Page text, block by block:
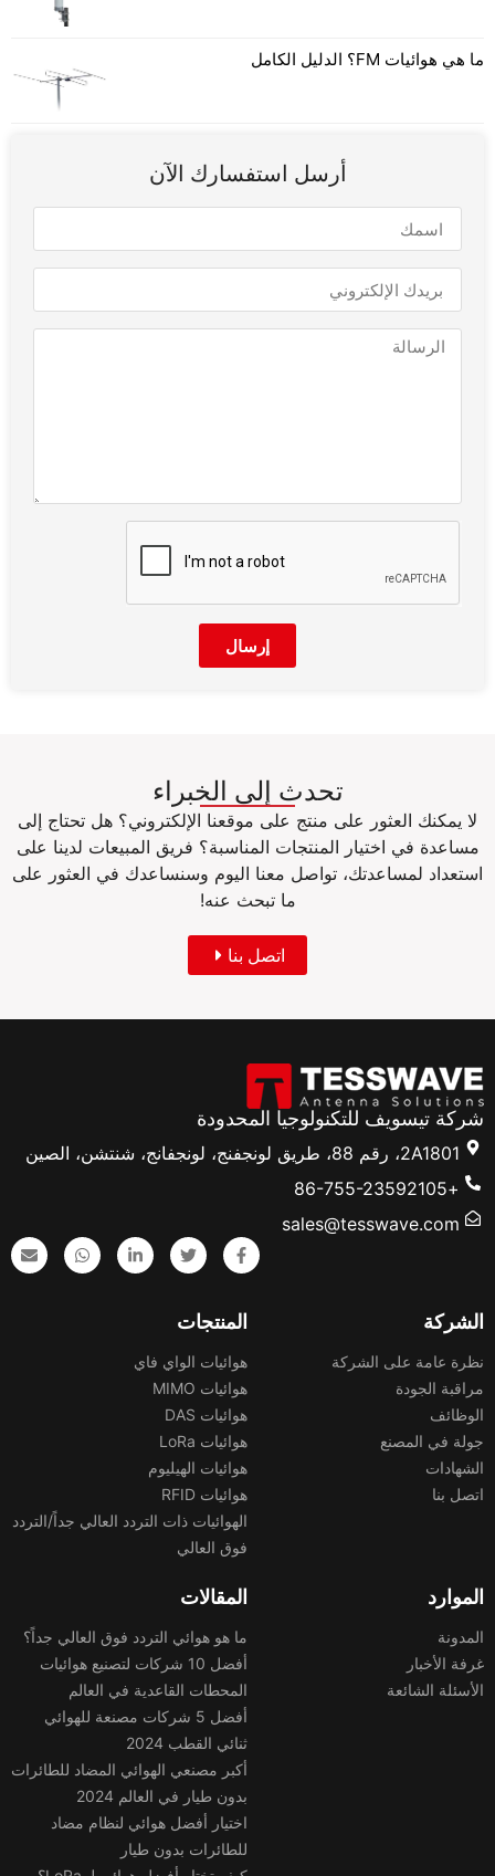
ما هي هوائيات FM؟ الدليل الكامل
أرسل استفسارك الآن
إرسال
تحدث إلى الخبراء
لا يمكنك العثور على منتج على موقعنا الإلكتروني؟ هل تحتاج إلى
مساعدة في اختيار المنتجات المناسبة؟ فريق المبيعات لدينا على
استعداد لمساعدتك، تواصل معنا اليوم وسنساعدك في العثور على
ما تبحث عنه!
اتصل بنا
شركة تيسويف للتكنولوجيا المحدودة
2A1801، رقم 88، طريق لونجفنج، لونجفانج، شنتشن، الصين
+86-755-23592105
sales@tesswave.com
الشركة
نظرة عامة على الشركة
مراقبة الجودة
الوظائف
جولة في المصنع
الشهادات
اتصل بنا
المنتجات
هوائيات الواي فاي
هوائيات MIMO
هوائيات DAS
هوائيات LoRa
هوائيات الهيليوم
هوائيات RFID
الهوائيات ذات التردد العالي جداً/التردد
فوق العالي
الموارد
المدونة
غرفة الأخبار
الأسئلة الشائعة
المقالات
ما هو هوائي التردد فوق العالي جداً؟
أفضل 10 شركات لتصنيع هوائيات
المحطات القاعدية في العالم
أفضل 5 شركات مصنعة للهوائي
ثنائي القطب 2024
أكبر مصنعي الهوائي المضاد للطائرات
بدون طيار في العالم 2024
اختيار أفضل هوائي لنظام مضاد
للطائرات بدون طيار